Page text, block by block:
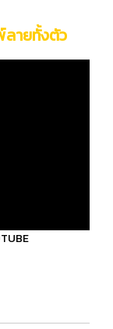
ายทั้งตัว